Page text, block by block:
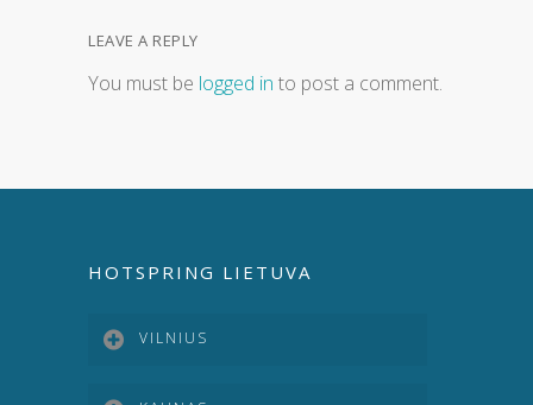
LEAVE A REPLY
You must be logged in to post a comment.
HOTSPRING LIETUVA
VILNIUS